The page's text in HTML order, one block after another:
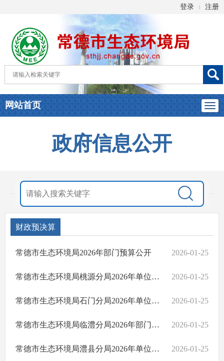
登录 | 注册
网站首页
政府信息公开
财政预决算
2026-01-25
常德市生态环境局2026年部门预算公开
2026-01-25
常德市生态环境局桃源分局2026年单位预算公开
2026-01-25
常德市生态环境局石门分局2026年单位预算公开
2026-01-25
常德市生态环境局临澧分局2026年部门预算公开
2026-01-25
常德市生态环境局澧县分局2026年单位预算公开